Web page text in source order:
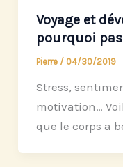
Voyage et
pourquoi
Pierre / 04/30/2019
Stress,
motivation…
que le corps a